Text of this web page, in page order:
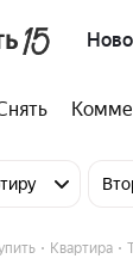
Квартира